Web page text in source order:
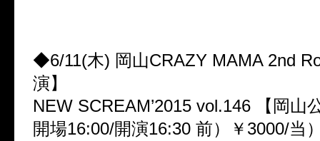
◆6/11(木) 岡山CRAZY MAMA 2nd
演】
NEW SCREAM’2015 vol.146 【岡山
開場16:00/開演16:30 前）￥3000/当